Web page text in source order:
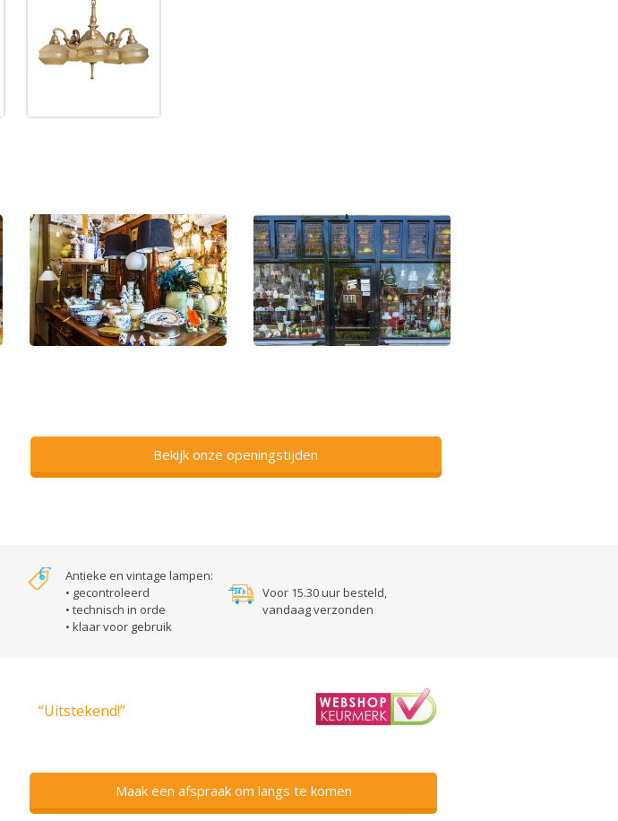
Bekijk onze openingstijden
Antieke en vintage lampen:
• gecontroleerd
• technisch in orde
• klaar voor gebruik
Voor 15.30 uur besteld,
vandaag verzonden
“Uitstekend!”
Maak een afspraak om langs te komen